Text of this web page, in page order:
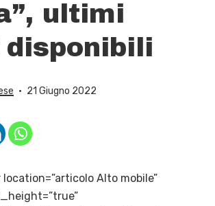
ultimi
21 Giugno 2022
Alto mobile”